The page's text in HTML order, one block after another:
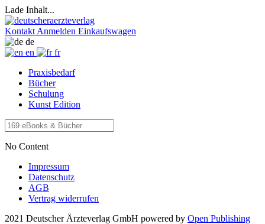
Lade Inhalt...
Kontakt Anmelden Einkaufswagen
de
en
fr
Praxisbedarf
Bücher
Schulung
Kunst Edition
No Content
Impressum
Datenschutz
AGB
Vertrag widerrufen
2021 Deutscher Ärzteverlag GmbH powered by Open Publishing